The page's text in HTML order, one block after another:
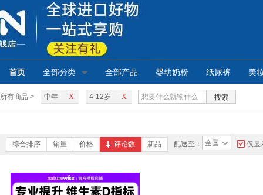
首页 全部分类 全部产品 婴幼奶粉 纸尿裤 美
所有商品 > X
中年 X
4-12岁 搜索
综合排序 销量 价格 评论数 新品 配送至： 全国 仅显